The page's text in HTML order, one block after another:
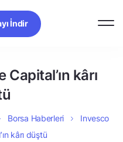
İndir
kârı
Borsa Haberleri
Invesco
kârı düştü